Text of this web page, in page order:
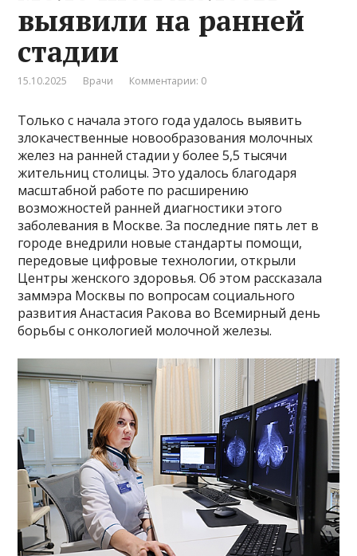
выявили на ранней
стадии
15.10.2025 Врачи Комментарии: 0
Только с начала этого года удалось выявить
злокачественные новообразования молочных
желез на ранней стадии у более 5,5 тысячи
жительниц столицы. Это удалось благодаря
масштабной работе по расширению
возможностей ранней диагностики этого
заболевания в Москве. За последние пять лет в
городе внедрили новые стандарты помощи,
передовые цифровые технологии, открыли
Центры женского здоровья. Об этом рассказала
заммэра Москвы по вопросам социального
развития Анастасия Ракова во Всемирный день
борьбы с онкологией молочной железы.